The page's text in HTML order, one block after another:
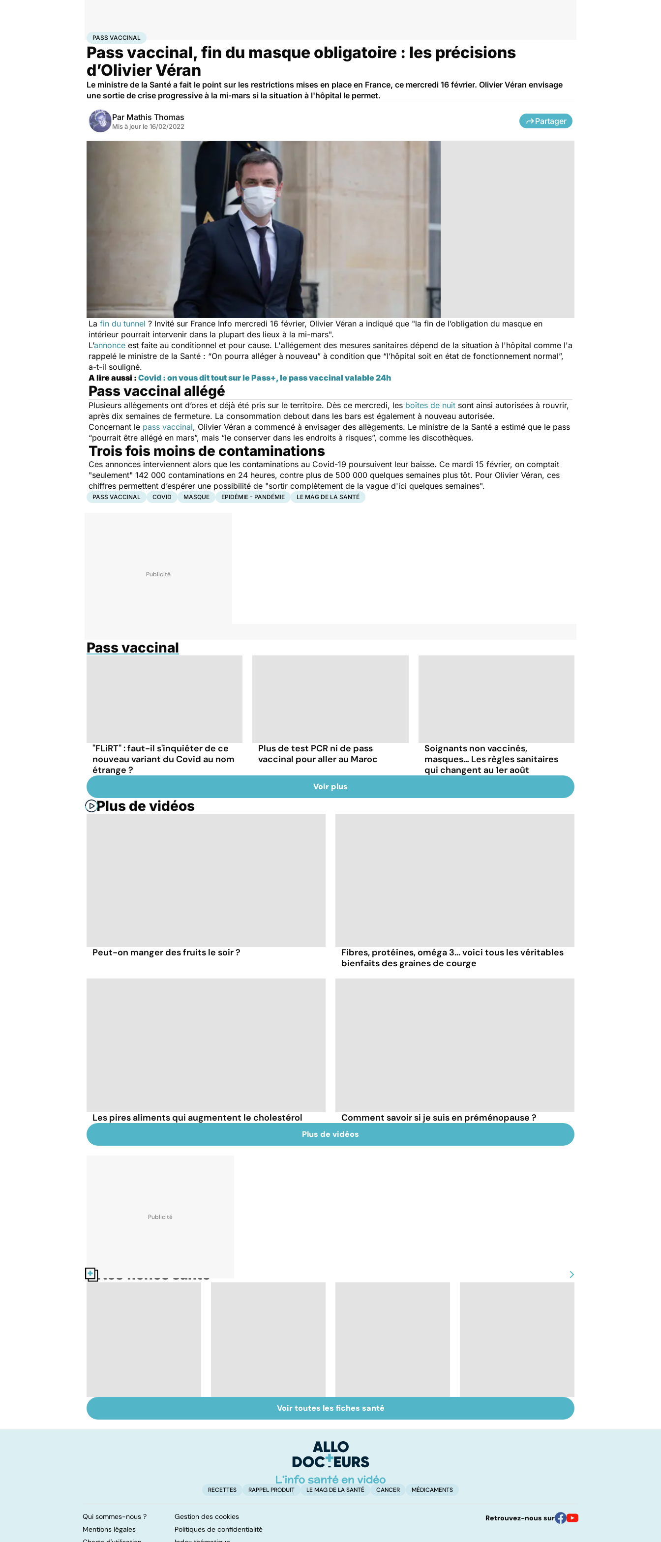
AccueilSantéMaladies
PASS VACCINAL
Pass vaccinal, fin du masque obligatoire : les précisions
d’Olivier Véran
Le ministre de la Santé a fait le point sur les restrictions mises en place en France, ce mercredi 16 février. Olivier Véran envisage
une sortie de crise progressive à la mi-mars si la situation à l'hôpital le permet.
Par Mathis Thomas
Mis à jour le 16/02/2022
Partager
La fin du tunnel ? Invité sur France Info mercredi 16 février, Olivier Véran a indiqué que "la fin de l’obligation du masque en
intérieur pourrait intervenir dans la plupart des lieux à la mi-mars".
L’annonce est faite au conditionnel et pour cause. L'allégement des mesures sanitaires dépend de la situation à l'hôpital comme l'a
rappelé le ministre de la Santé : “On pourra alléger à nouveau” à condition que “l’hôpital soit en état de fonctionnement normal”,
a-t-il souligné.
A lire aussi : Covid : on vous dit tout sur le Pass+, le pass vaccinal valable 24h
Pass vaccinal allégé
Plusieurs allègements ont d’ores et déjà été pris sur le territoire. Dès ce mercredi, les boîtes de nuit sont ainsi autorisées à rouvrir,
après dix semaines de fermeture. La consommation debout dans les bars est également à nouveau autorisée.
Concernant le pass vaccinal, Olivier Véran a commencé à envisager des allègements. Le ministre de la Santé a estimé que le pass
“pourrait être allégé en mars”, mais “le conserver dans les endroits à risques”, comme les discothèques.
Trois fois moins de contaminations
Ces annonces interviennent alors que les contaminations au Covid-19 poursuivent leur baisse. Ce mardi 15 février, on comptait
"seulement" 142 000 contaminations en 24 heures, contre plus de 500 000 quelques semaines plus tôt. Pour Olivier Véran, ces
chiffres permettent d’espérer une possibilité de "sortir complètement de la vague d'ici quelques semaines".
PASS VACCINAL COVID MASQUE EPIDÉMIE - PANDÉMIE LE MAG DE LA SANTÉ
Pass vaccinal
"FLiRT" : faut-il s'inquiéter de ce
nouveau variant du Covid au nom
étrange ?
Plus de test PCR ni de pass
vaccinal pour aller au Maroc
Soignants non vaccinés,
masques… Les règles sanitaires
qui changent au 1er août
Voir plus
Plus de vidéos
Peut-on manger des fruits le soir ?
Fibres, protéines, oméga 3... voici tous les véritables
bienfaits des graines de courge
Les pires aliments qui augmentent le cholestérol Comment savoir si je suis en préménopause ?
Plus de vidéos
Nos fiches santé
infections
Covid-19 : tout savoir
sur la maladie
Dérèglement
hormonal : et si
amygdales : que faire
Voir toutes les fiches santé
RECETTES RAPPEL PRODUIT LE MAG DE LA SANTÉ CANCER MÉDICAMENTS
Qui sommes-nous ?
Gestion des cookies
Mentions légales
Politiques de confidentialité
Retrouvez-nous sur